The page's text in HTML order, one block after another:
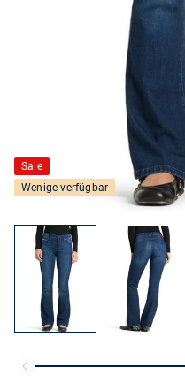
Sale
Wenige verfügbar